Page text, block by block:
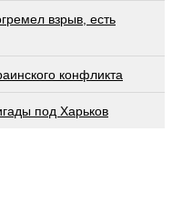
взрыв, есть
конфликта
под Харьков